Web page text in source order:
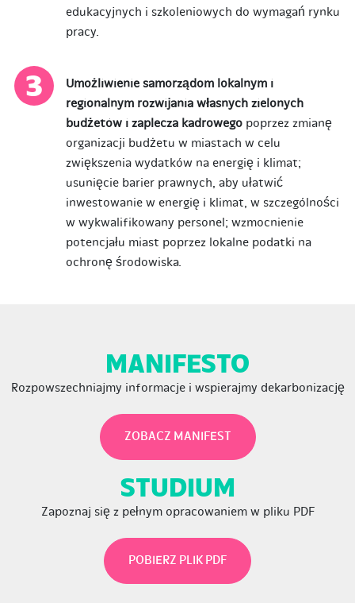
edukacyjnych i szkoleniowych do wymagań rynku
pracy.
Umożliwienie samorządom lokalnym i
regionalnym rozwijania własnych zielonych
budżetów i zaplecza kadrowegopoprzez zmianę
organizacji budżetu w miastach w celu
zwiększenia wydatków na energię i klimat;
usunięcie barier prawnych, aby ułatwić
inwestowanie w energię i klimat, w szczególności
w wykwalifikowany personel; wzmocnienie
potencjału miast poprzez lokalne podatki na
ochronę środowiska.
MANIFESTO
Rozpowszechniajmy informacje i wspierajmy dekarbonizację
ZOBACZ MANIFEST
STUDIUM
Zapoznaj się z pełnym opracowaniem w pliku PDF
POBIERZ PLIK PDF